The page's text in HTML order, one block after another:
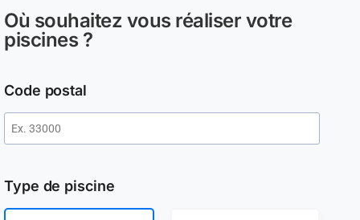
Où souhaitez vous réaliser votre
piscines ?
Code postal
Type de piscine